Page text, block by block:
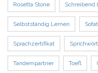
Rosetta Stone Schreibend
Selbstständig Lernen
Sprachzertifikat
Tandempartner Toefl